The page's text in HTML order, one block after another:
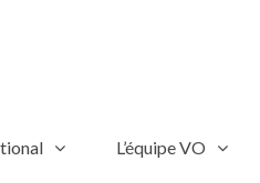
L’équipe VO